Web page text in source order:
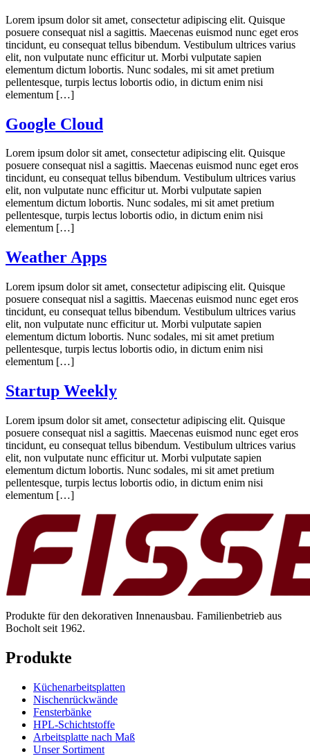
Lorem ipsum dolor sit amet, consectetur adipiscing elit. Quisque
posuere consequat nisl a sagittis. Maecenas euismod nunc eget eros
tincidunt, eu consequat tellus bibendum. Vestibulum ultrices varius
elit, non vulputate nunc efficitur ut. Morbi vulputate sapien
elementum dictum lobortis. Nunc sodales, mi sit amet pretium
pellentesque, turpis lectus lobortis odio, in dictum enim nisi
elementum […]
Google Cloud
Lorem ipsum dolor sit amet, consectetur adipiscing elit. Quisque
posuere consequat nisl a sagittis. Maecenas euismod nunc eget eros
tincidunt, eu consequat tellus bibendum. Vestibulum ultrices varius
elit, non vulputate nunc efficitur ut. Morbi vulputate sapien
elementum dictum lobortis. Nunc sodales, mi sit amet pretium
pellentesque, turpis lectus lobortis odio, in dictum enim nisi
elementum […]
Weather Apps
Lorem ipsum dolor sit amet, consectetur adipiscing elit. Quisque
posuere consequat nisl a sagittis. Maecenas euismod nunc eget eros
tincidunt, eu consequat tellus bibendum. Vestibulum ultrices varius
elit, non vulputate nunc efficitur ut. Morbi vulputate sapien
elementum dictum lobortis. Nunc sodales, mi sit amet pretium
pellentesque, turpis lectus lobortis odio, in dictum enim nisi
elementum […]
Startup Weekly
Lorem ipsum dolor sit amet, consectetur adipiscing elit. Quisque
posuere consequat nisl a sagittis. Maecenas euismod nunc eget eros
tincidunt, eu consequat tellus bibendum. Vestibulum ultrices varius
elit, non vulputate nunc efficitur ut. Morbi vulputate sapien
elementum dictum lobortis. Nunc sodales, mi sit amet pretium
pellentesque, turpis lectus lobortis odio, in dictum enim nisi
elementum […]
Produkte für den dekorativen Innenausbau. Familienbetrieb aus
Bocholt seit 1962.
Produkte
Küchenarbeitsplatten
Nischenrückwände
Fensterbänke
HPL-Schichtstoffe
Arbeitsplatte nach Maß
Unser Sortiment